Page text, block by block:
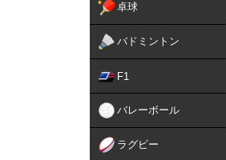
卓球
バドミントン
F1
バレーボール
ラグビー